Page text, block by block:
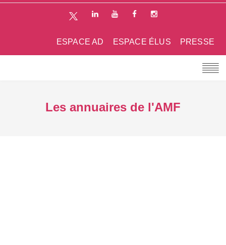
PRESSE
ESPACE ÉLUS
ESPACE AD
Les annuaires de l'AMF